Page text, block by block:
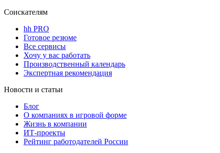
Соискателям
hh PRO
Готовое резюме
Все сервисы
Хочу у вас работать
Производственный календарь
Экспертная рекомендация
Новости и статьи
Блог
О компаниях в игровой форме
Жизнь в компании
ИТ-проекты
Рейтинг работодателей России